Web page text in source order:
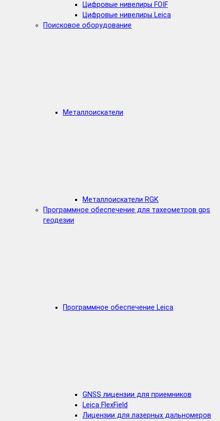
Цифровые нивелиры FOIF
Цифровые нивелиры Leica
Поисковое оборудование
Металлоискатели
Металлоискатели RGK
Программное обеспечение для тахеометров gps
геодезии
Программное обеспечение Leica
GNSS лицензии для приемников
Leica FlexField
Лицензии для лазерных дальномеров